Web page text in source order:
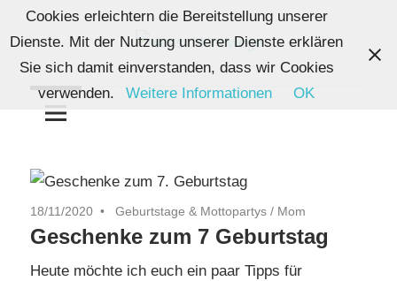
Zum
Inhalt
springen
wunschkindwege
Von
Wunschkindern
und
Wegen:
Mein
Familien-,
Food-
und
18/11/2020 Geburtstage & Mottopartys / Mom
Geschenke zum 7 Geburtstag
Heute möchte ich euch ein paar Tipps für
Cookies erleichtern die Bereitstellung unserer
Dienste. Mit der Nutzung unserer Dienste erklären
Sie sich damit einverstanden, dass wir Cookies
verwenden.
Weitere Informationen OK